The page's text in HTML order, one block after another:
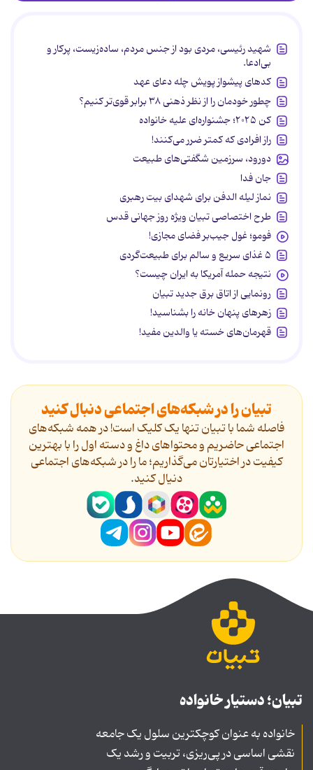
شهید رئیسی، مردی بود از جنس مردم، ساده‌زیست، پرکار و
بی‌ادعا.
کدهای پیشواز پویش چله دعای عهد
چطور خودمان را از نظر ذهنی ۳۸ برابر قوی‌تر کنیم؟
کن ۲۰۲۵؛ جشنواره‌ای علیه خانواده
راز افرادی که کمتر ضرر می‌کنند!
دورود، سرزمین شگفتی‌های طبیعت
جان فدا
نماز لیله الدفن برای شهدای بیت رهبری
طرح اختصاصی تبیان ویژه روز جهانی قدس
فومو؛ غول جیب‌بر فضای مجازی!
۵ غذای سریع و سالم برای طبیعت‌گردی
نتیجه حمله آمریکا به ایران چیست؟
رونمایی از اتاق برق جدید تبیان
زهرهای پنهان خانه را بشناسید!
قهرمان‌های خسته یا والدین مفید!
تبیان را در شبکه‌های اجتماعی دنبال کنید
فاصله شما با تبیان تنها یک کلیک است! در همه شبکه‌های
اجتماعی حاضریم و محتواهای داغ و دسته اول را با بهترین
کیفیت در اختیارتان می‌گذاریم؛ ما را در شبکه‌های اجتماعی
دنیال کنید.
تبیان؛ دستیار خانواده
خانواده به عنوان کوچکترین سلول یک جامعه
نقشی اساسی در پی‌ریزی، تربیت و رشد یک